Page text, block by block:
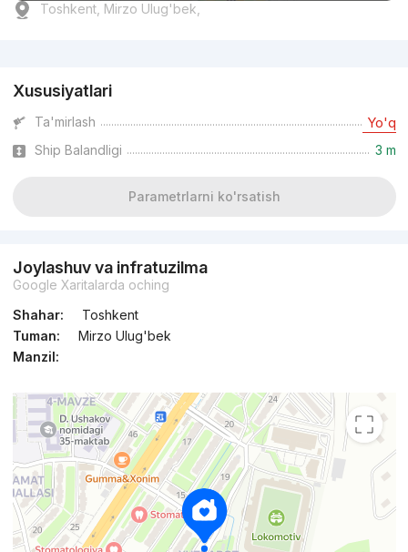
Toshkent, Mirzo Ulug'bek,
Xususiyatlari
Ta'mirlash Yo'q
Ship Balandligi 3 m
Parametrlarni ko'rsatish
Joylashuv va infratuzilma
Google Xaritalarda oching
Shahar:
Toshkent
Tuman:
Mirzo Ulug'bek
Manzil: